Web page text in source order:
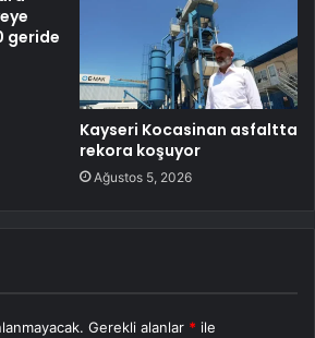
geride
Kayseri Kocasinan asfaltta
rekora koşuyor
Ağustos 5, 2026
Gerekli alanlar * ile